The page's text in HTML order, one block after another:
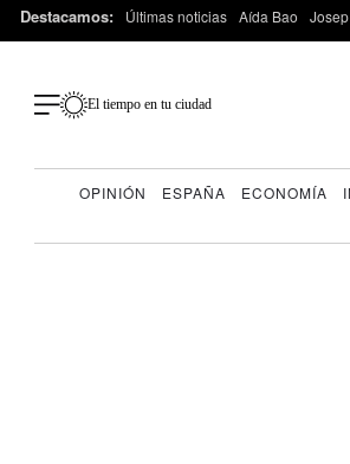
Destacamos: Últimas noticias Aída Bao
El tiempo en tu ciudad
OPINIÓN ESPAÑA ECONOMÍA